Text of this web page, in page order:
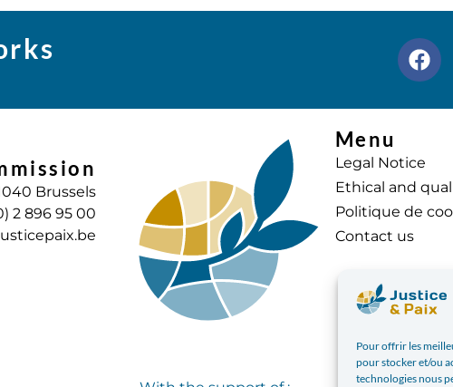
Pour offrir les
pour stocker et/ou
technologies nous
Brussels
2 896 95 00
Menu
Legal Notice
Ethical and
Politique de
Contact us